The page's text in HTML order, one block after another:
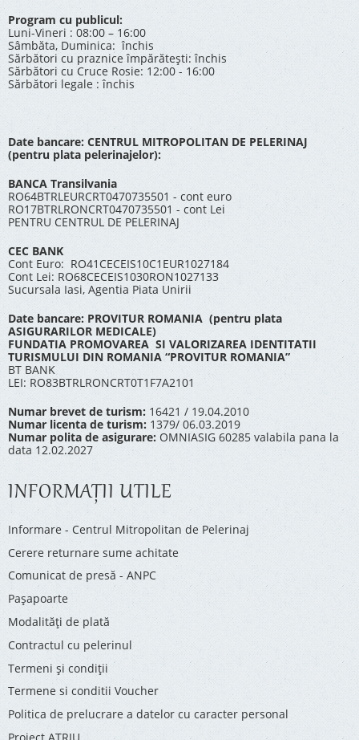
Program cu publicul:
Luni-Vineri : 08:00 – 16:00
Sâmbăta, Duminica: închis
Sărbători cu praznice împărătești: închis
Sărbători cu Cruce Rosie: 12:00 - 16:00
Sărbători legale : închis
Date bancare: CENTRUL MITROPOLITAN DE PELERINAJ
(pentru plata pelerinajelor):
BANCA Transilvania
RO64BTRLEURCRT0470735501 - cont euro
RO17BTRLRONCRT0470735501 - cont Lei
PENTRU CENTRUL DE PELERINAJ
CEC BANK
Cont Euro: RO41CECEIS10C1EUR1027184
Cont Lei: RO68CECEIS1030RON1027133
Sucursala Iasi, Agentia Piata Unirii
Date bancare: PROVITUR ROMANIA (pentru plata
ASIGURARILOR MEDICALE)
FUNDATIA PROMOVAREA SI VALORIZAREA IDENTITATII
TURISMULUI DIN ROMANIA “PROVITUR ROMANIA”
BT BANK
LEI: RO83BTRLRONCRT0T1F7A2101
Numar brevet de turism: 16421 / 19.04.2010
Numar licenta de turism: 1379/ 06.03.2019
Numar polita de asigurare: OMNIASIG 60285 valabila pana la
data 12.02.2027
INFORMAŢII UTILE
Informare - Centrul Mitropolitan de Pelerinaj
Cerere returnare sume achitate
Comunicat de presă - ANPC
Pașapoarte
Modalități de plată
Contractul cu pelerinul
Termeni și condiții
Termene si conditii Voucher
Politica de prelucrare a datelor cu caracter personal